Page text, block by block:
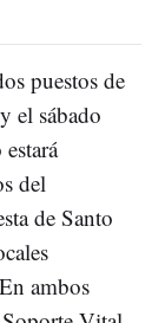
puestos de
el sábado
del
de Santo
ambos